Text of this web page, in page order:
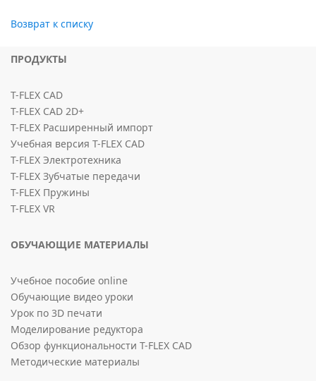
Возврат к списку
ПРОДУКТЫ
T-FLEX CAD
T-FLEX CAD 2D+
T-FLEX Расширенный импорт
Учебная версия T-FLEX CAD
T-FLEX Электротехника
T-FLEX Зубчатые передачи
T-FLEX Пружины
T-FLEX VR
ОБУЧАЮЩИЕ МАТЕРИАЛЫ
Учебное пособие online
Обучающие видео уроки
Урок по 3D печати
Моделирование редуктора
Обзор функциональности T-FLEX CAD
Методические материалы